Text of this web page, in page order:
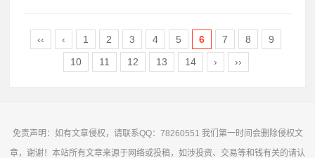
‹‹ ‹ 1 2 3 4 5 6 7 8
9
10
11 12 13 14 › ››
免责声明：如有文章侵权，请联系QQ：78260551 我们第一时间会删除侵权文
章，谢谢！本站所有文章来源于网络或投稿，如涉投资、交易等和钱有关的请认